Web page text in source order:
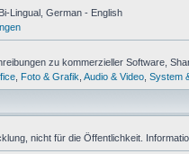
Lingual, German - English
zu kommerzieller Software,
Foto & Grafik Audio & Video System
nicht für die Öffentlichkeit.